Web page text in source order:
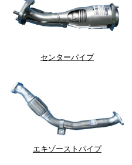
センターパイプ
エキゾーストパイプ